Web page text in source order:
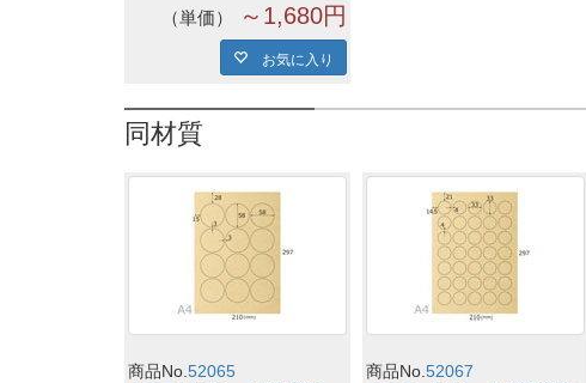
単価 ～1,680円
お気に入り
同材質
商品No.52065 商品No.52067